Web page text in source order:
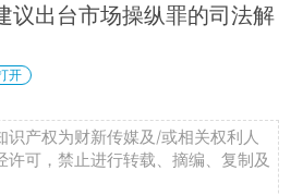
议出台市场操纵罪的司法解
开
识产权为财新传媒及/或相关权利人
许可，禁止进行转载、摘编、复制及